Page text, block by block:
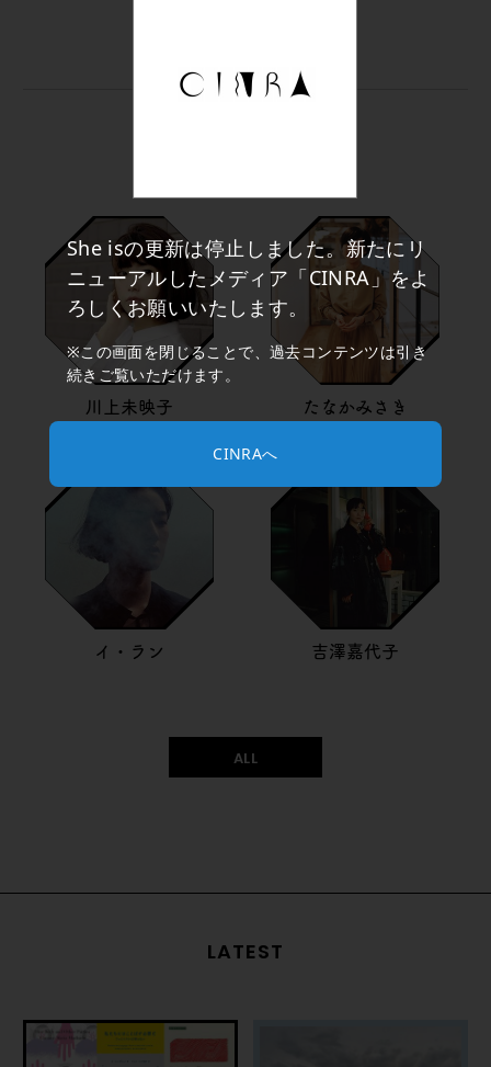
She isの更新は停止しました。新たにリ
ニューアルしたメディア「CINRA」をよ
ろしくお願いいたします。
※この画面を閉じることで、過去コンテンツは引き
続きご覧いただけます。
CINRAへ
川上未映子 たなかみさき
イ・ラン 吉澤嘉代子
ALL
LATEST